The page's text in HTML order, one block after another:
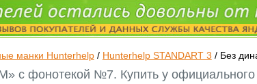
манки Hunterhelp/ Hunterhelp STANDART 3 / Без
с фонотекой №7. Купить у